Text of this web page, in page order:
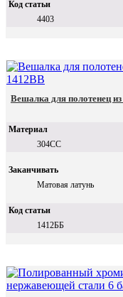
Код статьи
4403
Вешалка для полотенец
Материал
304СС
Заканчивать
Матовая латунь
Код статьи
1412ББ